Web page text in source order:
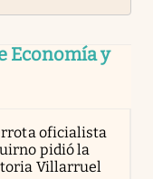
Economía y
oficialista
pidió la
Villarruel